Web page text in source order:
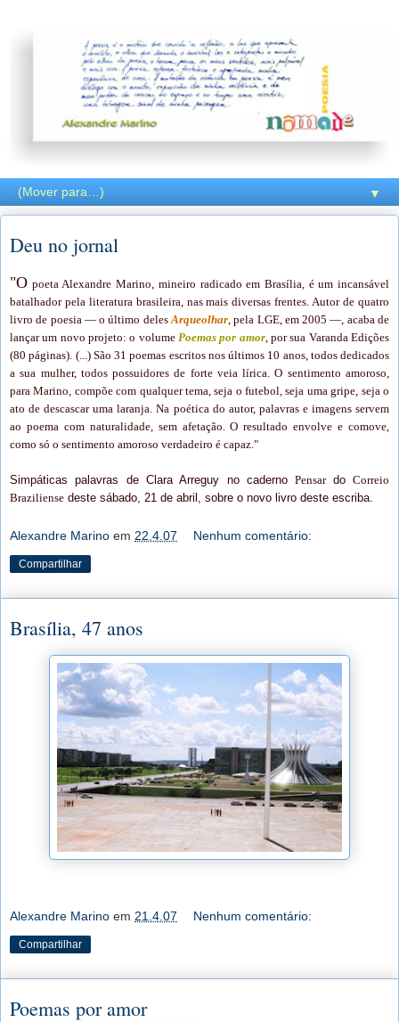
▼
Deu no jornal
"O poeta Alexandre Marino, mineiro radicado em Brasília, é um incansável
batalhador pela literatura brasileira, nas mais diversas frentes. Autor de quatro
livro de poesia — o último deles Arqueolhar , pela LGE, em 2005 —, acaba de
lançar um novo projeto: o volume Poemas por amor, por sua Varanda Edições
(80 páginas). (...) São 31 poemas escritos nos últimos 10 anos, todos dedicados
a sua mulher, todos possuidores de forte veia lírica. O sentimento amoroso,
para Marino, compõe com qualquer tema, seja o futebol, seja uma gripe, seja o
ato de descascar uma laranja. Na poética do autor, palavras e imagens servem
ao poema com naturalidade, sem afetação. O resultado envolve e comove,
como só o sentimento amoroso verdadeiro é capaz."
Simpáticas palavras de Clara Arreguy no cadernoPensar doCorreio
Braziliense deste sábado, 21 de abril, sobre o novo livro deste escriba.
Alexandre Marino em 22.4.07 Nenhum comentário:
Compartilhar
Brasília, 47 anos
Alexandre Marino em 21.4.07 Nenhum comentário:
Compartilhar
Poemas por amor